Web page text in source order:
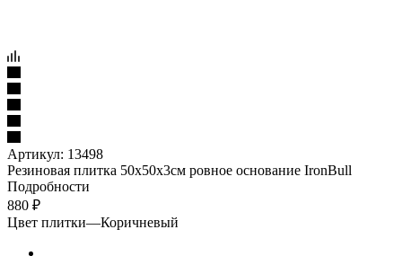
Артикул: 13498
Резиновая плитка 50х50х3см ровное основание IronBull
Подробности
880 ₽
Цвет плитки—Коричневый